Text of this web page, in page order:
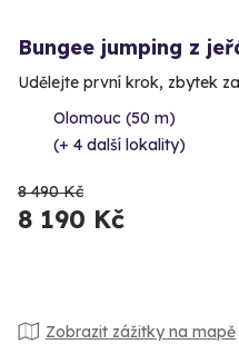
Bungee jumping z
Udělejte první krok, zbytek
Olomouc (50 m)
(+ 4 další lokality)
8 490 Kč
8 190 Kč
Zobrazit zážitky na mapě